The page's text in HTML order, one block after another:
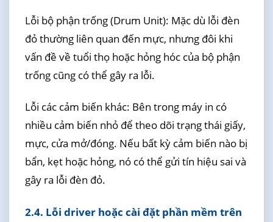
Lỗi bộ phận trống (Drum Unit): Mặc dù lỗi đèn
đỏ thường liên quan đến mực, nhưng đôi khi
vấn đề về tuổi thọ hoặc hỏng hóc của bộ phận
trống cũng có thể gây ra lỗi.
Lỗi các cảm biến khác: Bên trong máy in có
nhiều cảm biến nhỏ để theo dõi trạng thái giấy,
mực, cửa mở/đóng. Nếu bất kỳ cảm biến nào bị
bẩn, kẹt hoặc hỏng, nó có thể gửi tín hiệu sai và
gây ra lỗi đèn đỏ.
2.4. Lỗi driver hoặc cài đặt phần mềm trên